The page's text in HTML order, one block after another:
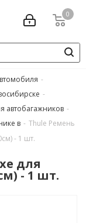
0
-
-
автобагажников -
в - Thule Ремень
- 1 шт.
для
- 1 шт.